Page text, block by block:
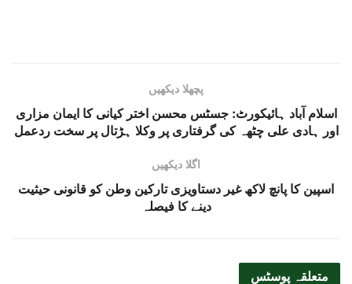
پچھلا دیکھیں
اسلام آباد ہائیکورٹ: جسٹس محسن اختر کیانی کا ایمان مزاری
اور ہادی علی چٹھہ کی گرفتاری پر وکلا ہڑتال پر سخت ردعمل
اگلا دیکھیں
اسپین کا پانچ لاکھ غیر دستاویزی تارکین وطن کو قانونی حیثیت
دینے کا فیصلہ
متعلقہ پوسٹس